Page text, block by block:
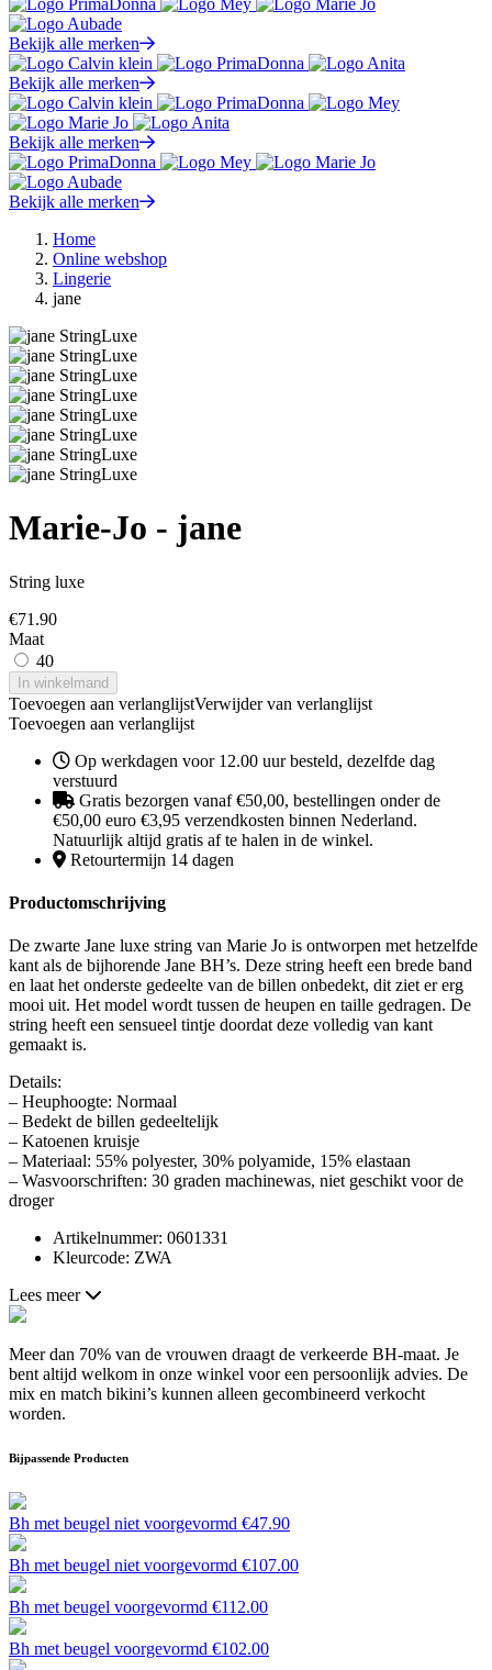
Bekijk alle merken
Bekijk alle merken
Bekijk alle merken
Bekijk alle merken
Home
Online webshop
Lingerie
jane
Marie-Jo - jane
String luxe
€71.90
Maat
40
In winkelmand
Toevoegen aan verlanglijstVerwijder van verlanglijst
Toevoegen aan verlanglijst
Op werkdagen voor 12.00 uur besteld, dezelfde dag
verstuurd
Gratis bezorgen vanaf €50,00, bestellingen onder de
€50,00 euro €3,95 verzendkosten binnen Nederland.
Natuurlijk altijd gratis af te halen in de winkel.
Retourtermijn 14 dagen
Productomschrijving
De zwarte Jane luxe string van Marie Jo is ontworpen met hetzelfde
kant als de bijhorende Jane BH’s. Deze string heeft een brede band
en laat het onderste gedeelte van de billen onbedekt, dit ziet er erg
mooi uit. Het model wordt tussen de heupen en taille gedragen. De
string heeft een sensueel tintje doordat deze volledig van kant
gemaakt is.
Details:
– Heuphoogte: Normaal
– Bedekt de billen gedeeltelijk
– Katoenen kruisje
– Materiaal: 55% polyester, 30% polyamide, 15% elastaan
– Wasvoorschriften: 30 graden machinewas, niet geschikt voor de
droger
Artikelnummer: 0601331
Kleurcode: ZWA
Lees meer
Meer dan 70% van de vrouwen draagt de verkeerde BH-maat. Je
bent altijd welkom in onze winkel voor een persoonlijk advies. De
mix en match bikini’s kunnen alleen gecombineerd verkocht
worden.
Bijpassende Producten
Bh met beugel niet voorgevormd €47.90
Bh met beugel niet voorgevormd €107.00
Bh met beugel voorgevormd €112.00
Bh met beugel voorgevormd €102.00